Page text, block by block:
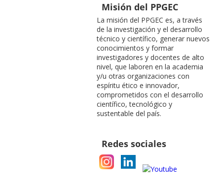
Misión del PPGEC
La misión del PPGEC es, a través
de la investigación y el desarrollo
técnico y científico, generar nuevos
conocimientos y formar
investigadores y docentes de alto
nivel, que laboren en la academia
y/u otras organizaciones con
espíritu ético e innovador,
comprometidos con el desarrollo
científico, tecnológico y
sustentable del país.
Redes sociales